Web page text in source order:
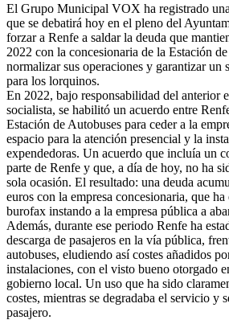
El Grupo Municipal VOX ha registrado
que se debatirá hoy en el pleno del
forzar a Renfe a saldar la deuda que
2022 con la concesionaria de la Estación
normalizar sus operaciones y garantizar un
para los lorquinos.
En 2022, bajo responsabilidad del anterior
socialista, se habilitó un acuerdo entre
Estación de Autobuses para ceder a la
espacio para la atención presencial y la
expendedoras. Un acuerdo que incluía un
parte de Renfe y que, a día de hoy, no ha
sola ocasión. El resultado: una deuda
euros con la empresa concesionaria, que
burofax instando a la empresa pública a
Además, durante ese periodo Renfe ha
descarga de pasajeros en la vía pública,
autobuses, eludiendo así costes añadidos
instalaciones, con el visto bueno otorgado
gobierno local. Un uso que ha sido
costes, mientras se degradaba el servicio y
pasajero.